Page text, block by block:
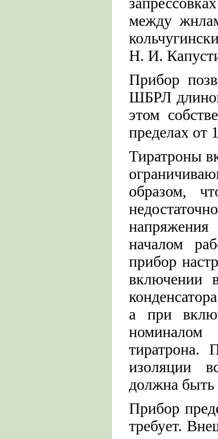
между
Н. И.
Прибор
ШБРЛ
этом
пределах от
Тиратроны
образом,
началом
прибор
включении
а при
тиратрона.
изоляции
должна
Прибор
требует.